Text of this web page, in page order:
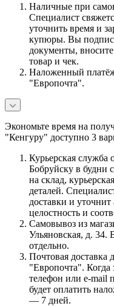
Наличные при
Специалист
уточнить время и
купюры. Вы
документы,
товар и чек.
Наложенный
"Европочта".
Экономьте время на
"Кенгуру" доступно 3
Курьерская служба
Бобруйску в будни
на склад,
деталей.
доставки и
целостность и
Самовывоз из
Ульяновская, д. 34.
отдельно.
Почтовая доставка
"Европочта". Когда
телефон или e-mail
будет оплатить
— 7 дней.